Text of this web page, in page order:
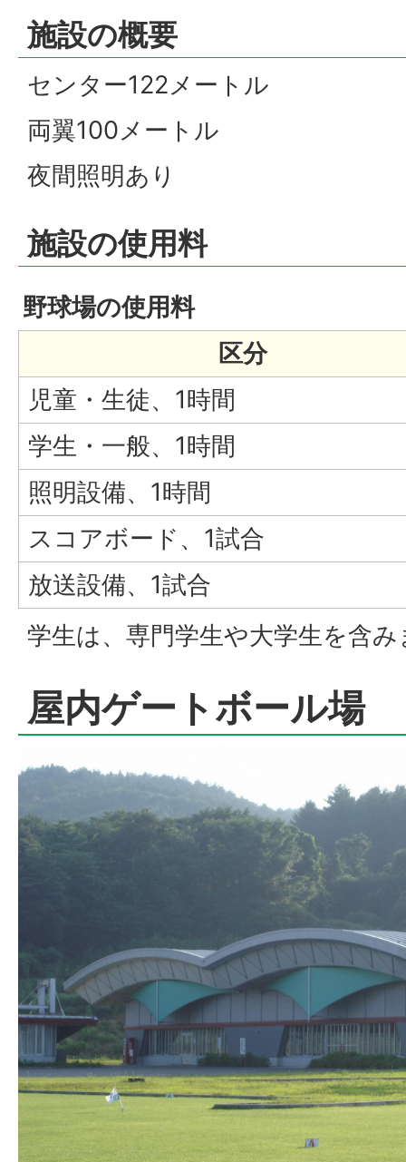
施設の概要
センター122メートル
両翼100メートル
夜間照明あり
施設の使用料
野球場の使用料
区分
児童・生徒、1時間
学生・一般、1時間
照明設備、1時間
スコアボード、1試合
放送設備、1試合
学生は、専門学生や大学生を含み
屋内ゲートボール場